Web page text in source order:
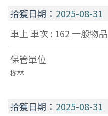
拾獲日期： 2025-08-31
車上 車次 : 162一般物品
保管單位
樹林
拾獲日期： 2025-08-31